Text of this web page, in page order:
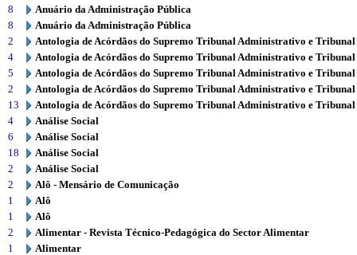
8
Anuário da Administração Pública
8
Anuário da Administração Pública
2
Antologia de Acórdãos do Supremo Tribunal Administrativo e
4
Antologia de Acórdãos do Supremo Tribunal Administrativo e
5
Antologia de Acórdãos do Supremo Tribunal Administrativo e
2
Antologia de Acórdãos do Supremo Tribunal Administrativo e
13
Antologia de Acórdãos do Supremo Tribunal Administrativo e
4
Análise Social
6
Análise Social
18
Análise Social
2
Análise Social
2
Alô - Mensário de Comunicação
1
Alô
1
Alô
2
Alimentar - Revista Técnico-Pedagógica do Sector Alimentar
1
Alimentar